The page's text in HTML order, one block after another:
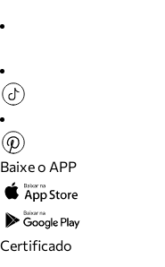
Baixe o APP
Certificado